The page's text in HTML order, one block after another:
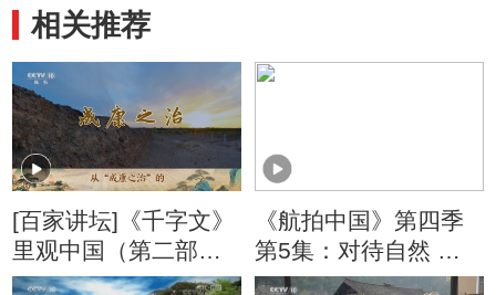
相关推荐
[百家讲坛]《千字文》
里观中国（第二部）
9 化被草木 赖及万方
《航拍中国》第四季
第5集：对待自然 香
港人一直都很用心